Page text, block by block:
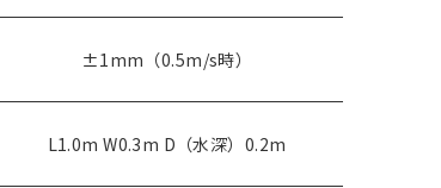
±1mm（0.5m/s時）
L1.0m W0.3m D（水深）0.2m